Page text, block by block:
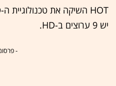
יש 9 ערוצים ב-HD.
-